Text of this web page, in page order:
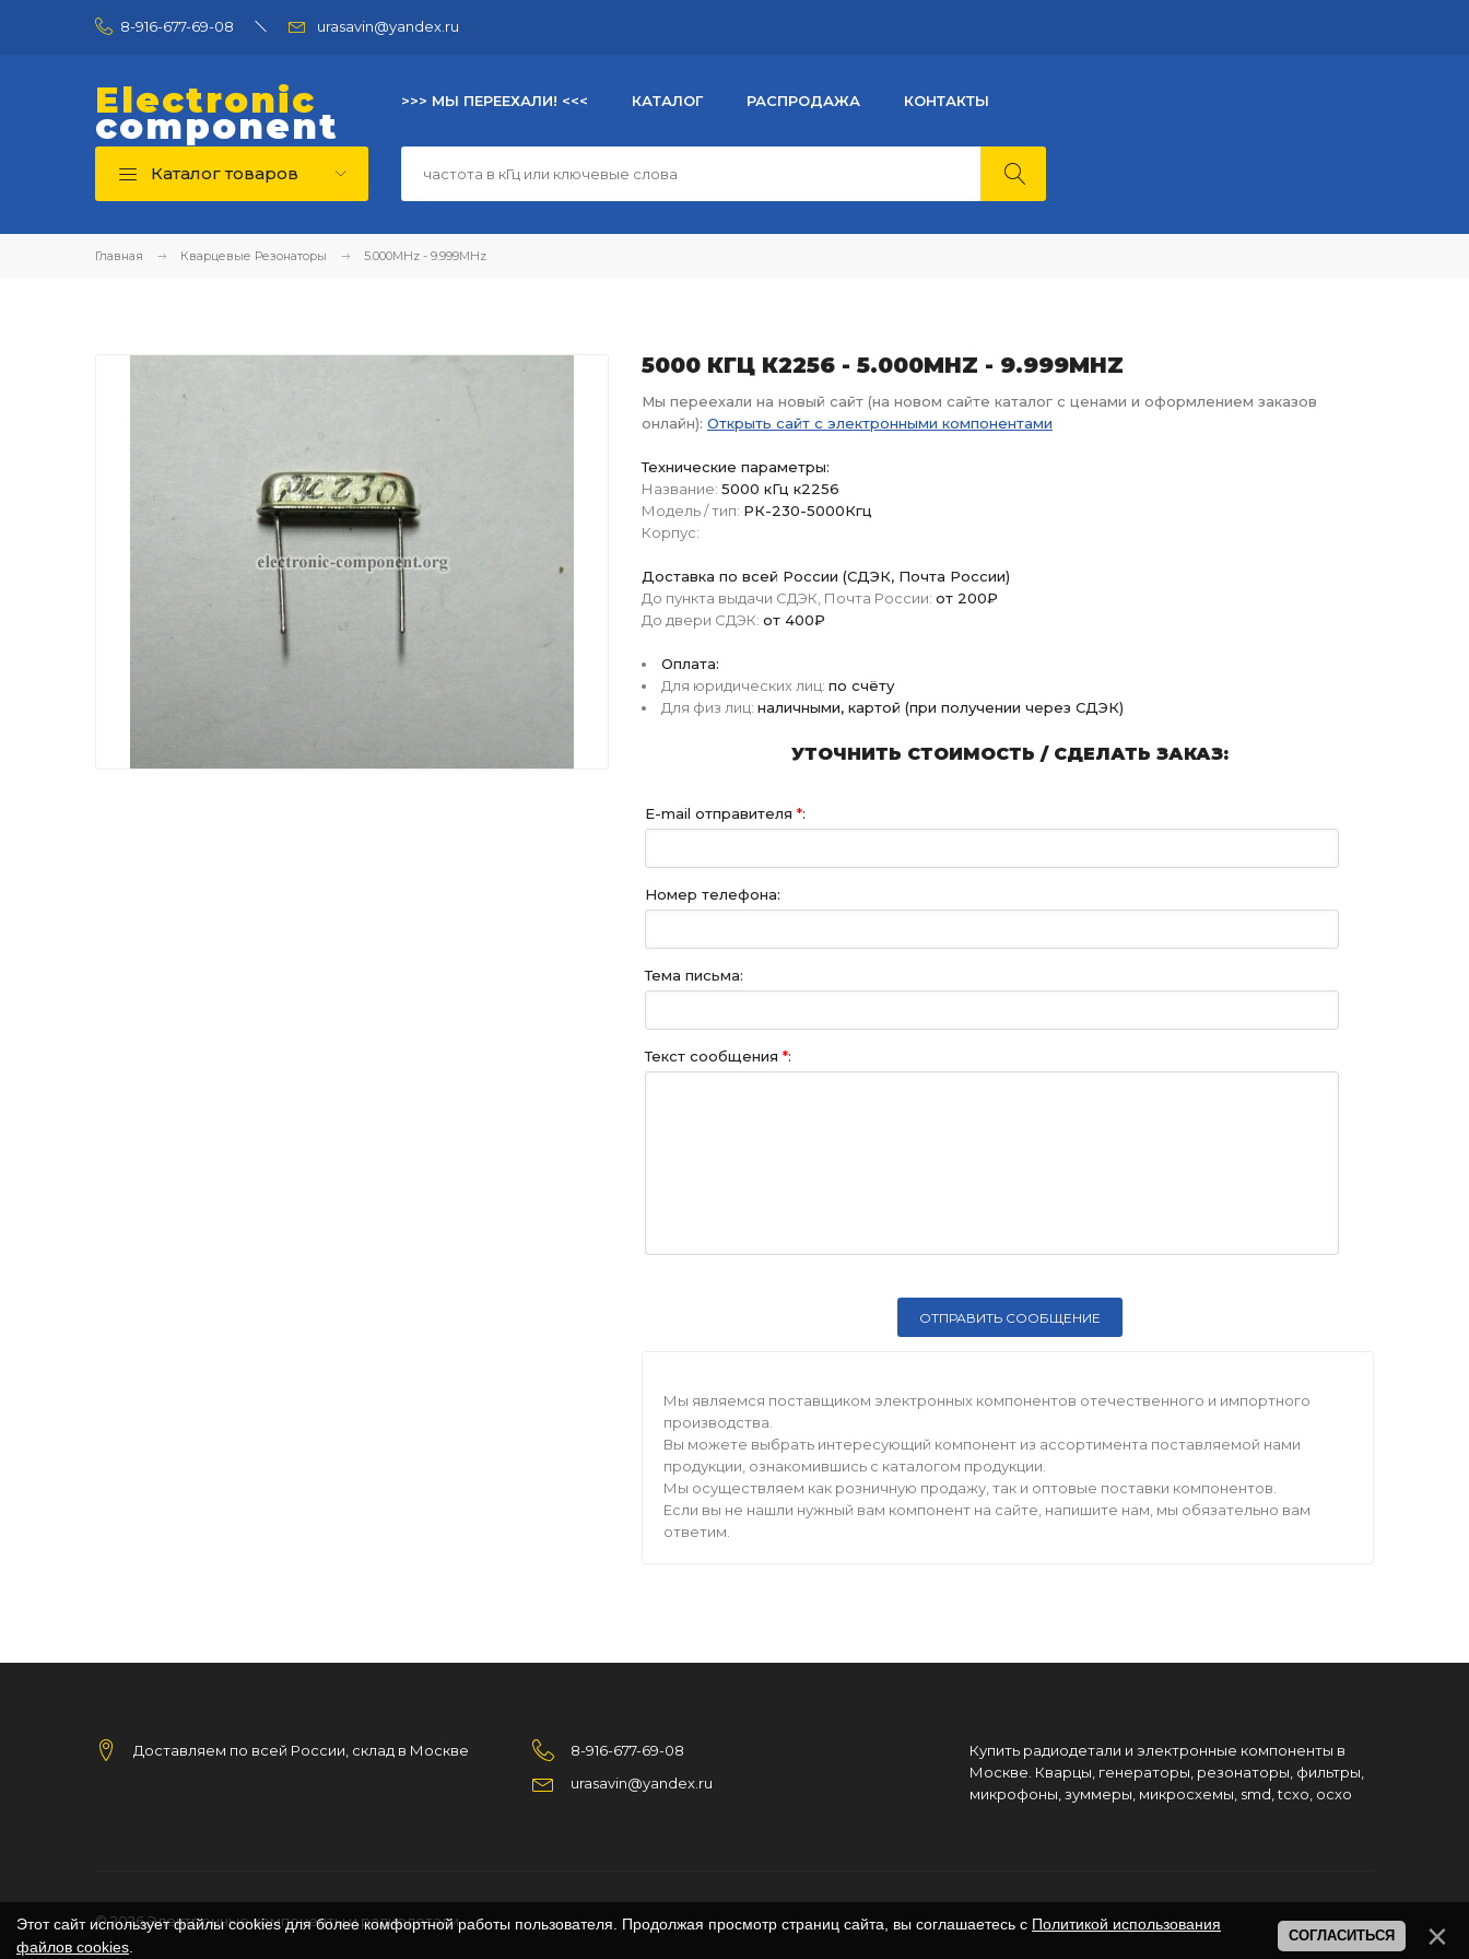
8-916-677-69-08 urasavin@yandex.ru
Electronic
component
>>> МЫ ПЕРЕЕХАЛИ! <<< КАТАЛОГ РАСПРОДАЖА КОНТАКТЫ
Каталог товаров
Главная Кварцевые Резонаторы 5.000MHz - 9.999MHz
5000 КГЦ К2256 - 5.000MHZ - 9.999MHZ
Мы переехали на новый сайт (на новом сайте каталог с ценами и оформлением заказов
онлайн): Открыть сайт с электронными компонентами
Технические параметры:
Название: 5000 кГц к2256
Модель / тип: РК-230-5000Кгц
Корпус:
Доставка по всей России (СДЭК, Почта России)
До пункта выдачи СДЭК, Почта России: от 200₽
До двери СДЭК: от 400₽
Оплата:
Для юридических лиц: по счёту
Для физ лиц: наличными, картой (при получении через СДЭК)
УТОЧНИТЬ СТОИМОСТЬ / СДЕЛАТЬ ЗАКАЗ:
E-mail отправителя *:
Номер телефона:
Тема письма:
Текст сообщения *:
Мы являемся поставщиком электронных компонентов отечественного и импортного
производства.
Вы можете выбрать интересующий компонент из ассортимента поставляемой нами
продукции, ознакомившись с каталогом продукции.
Мы осуществляем как розничную продажу, так и оптовые поставки компонентов.
Если вы не нашли нужный вам компонент на сайте, напишите нам, мы обязательно вам
ответим.
Доставляем по всей России, склад в Москве
8-916-677-69-08
urasavin@yandex.ru
Купить радиодетали и электронные компоненты в
Москве. Кварцы, генераторы, резонаторы, фильтры,
микрофоны, зуммеры, микросхемы, smd, tcxo, ocxo
© 2026Электронные компоненты и радиодетали
Этот сайт использует файлы cookies для более комфортной работы пользователя. Продолжая просмотр страниц сайта, вы соглашаетесь с Политикой использования
файлов cookies
СОГЛАСИТЬСЯ